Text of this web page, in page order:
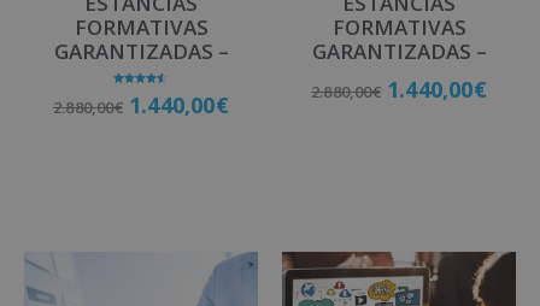
FORMATIVAS
GARANTIZADAS –
con
4.50
2.880,00€ 1.440,00€
FORMATIVAS
GARANTIZADAS –
2.880,00€ 1.440,00€